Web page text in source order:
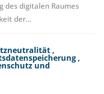
des digitalen Raumes
der…
,
,
und